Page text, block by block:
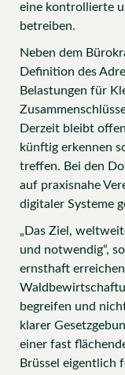
eine kontrollierte
betreiben.
Neben dem
Definition des
Belastungen für
Derzeit bleibt
künftig erkennen
treffen. Bei den
auf praxisnahe
digitaler Systeme
„Das Ziel,
und notwendig“,
ernsthaft
begreifen und
klarer
einer fast
Brüssel eigentlich